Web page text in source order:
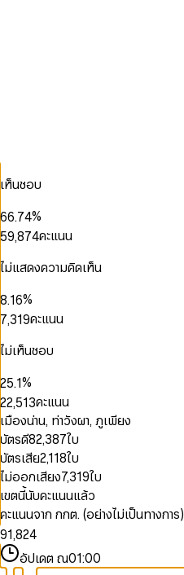
เห็นชอบ
2
4
6
7
8
9
4
6
7
8
9
.
5
7
8
9
2
4
5
6
7
8
9
%
0
2
4
5
7
9
5
6
8
9,
5
7
8
4
6
7
9
1
2
3
4
6
คะแนน
ไม่แสดงความคิดเห็น
0
2
3
4
6
8
9
.1
2
3
4
5
6
7
8
9
0
1
2
4
6
7
8
9
%
0
1
2
3
4
6
7
9
,
0
2
3
5
7
8
9
0
1
3
5
6
7
8
9
0
2
3
4
5
6
7
8
9คะแนน
ไม่เห็นชอบ
0
2
3
4
5
6
7
8
9
0
1
3
5
6
7
8
9
.1
2
3
4
5
6
7
8
9
%
1
2
3
4
5
6
7
8
9
1
2
3
4
5
6
7
8
9
,
0
1
2
4
5
6
7
8
9
0
1
2
3
4
5
6
7
8
9
0
1
2
3
4
5
6
7
8
9
คะแนน
เมืองน่าน, ท่าวังผา, ภูเพียง
บัตรดี82,387ใบ
บัตรเสีย2,118ใบ
ไม่ออกเสียง7,319ใบ
เขตนี้นับคะแนนแล้ว
คะแนนจาก กกต. (อย่างไม่เป็นทางการ)
0
1
2
3
4
5
6
7
8
9
0
1
2
3
,
0
1
2
3
4
5
6
7
8
9
0
1
2
3
4
0
1
2
3
4
5
6
อัปเดต ณ01:00